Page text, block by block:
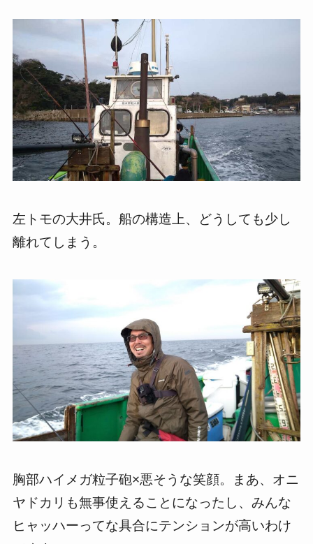
左トモの大井氏。船の構造上、どうしても少し
離れてしまう。
胸部ハイメガ粒子砲×悪そうな笑顔。まあ、オニ
ヤドカリも無事使えることになったし、みんな
ヒャッハーってな具合にテンションが高いわけ